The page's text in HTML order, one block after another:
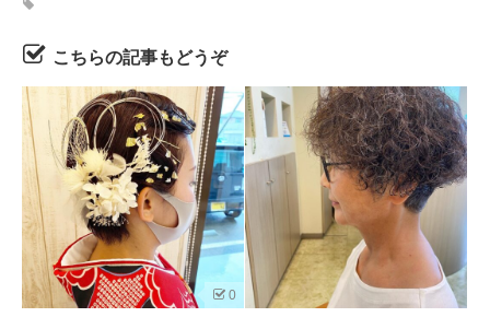
こちらの記事もどうぞ
0